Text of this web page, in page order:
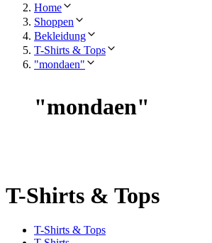
Home
Shoppen
Bekleidung
T-Shirts & Tops
"mondaen"
"mondaen"
T-Shirts & Tops
T-Shirts & Tops